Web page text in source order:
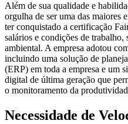
Além de sua qualidade e
orgulha de ser uma das
ter conquistado a certificação
salários e condições de
ambiental. A empresa adotou
incluindo uma solução de
(ERP) em toda a empresa e um
digital de última geração que
o monitoramento da
Necessidade de